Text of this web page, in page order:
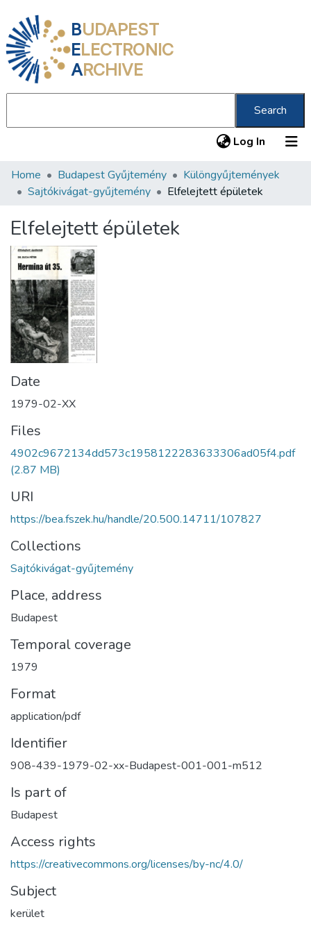
BUDAPEST
ELECTRONIC
ARCHIVE
Search
Log In (current)
Communities & Collections
Statistics
About us
Home Budapest Gyűjtemény
Különgyűjtemények
Sajtókivágat-gyűjtemény
Elfelejtett épületek
Elfelejtett épületek
Date
1979-02-XX
Files
4902c9672134dd573c1958122283633306ad05f4.pdf
(2.87 MB)
URI
https://bea.fszek.hu/handle/20.500.14711/107827
Collections
Sajtókivágat-gyűjtemény
Place, address
Budapest
Temporal coverage
1979
Format
application/pdf
Identifier
908-439-1979-02-xx-Budapest-001-001-m512
Is part of
Budapest
Access rights
https://creativecommons.org/licenses/by-nc/4.0/
Subject
kerület